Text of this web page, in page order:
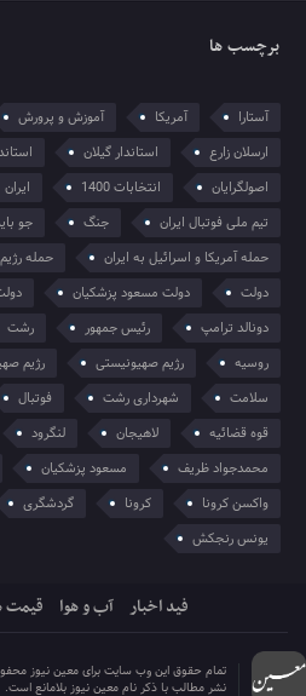
برچسب ها
آستارا آمریکا آموزش و پرورش
ارسلان زارع
استاندار گیلان
اصولگرایان
انتخابات 1400 ایران
تیم ملی فوتبال ایران
جنگ جو
حمله آمریکا و اسرائیل به ایران
حمله
دولت
دولت مسعود پزشکیان
دونالد ترامپ
رئیس جمهور رشت
روسیه
رژیم صهیونیستی
رژیم
سلامت
شهرداری رشت فوتبال
قوه قضائیه
لاهیجان لنگرود
محمدجواد ظریف
مسعود پزشکیان
واکسن کرونا
کرونا گردشگری
یونس رنجکش
فید اخبار آب و هوا قیمت
تمام حقوق این وب سایت برای معین نیوز
نشر مطالب با ذکر نام معین نیوز بلامانع است.